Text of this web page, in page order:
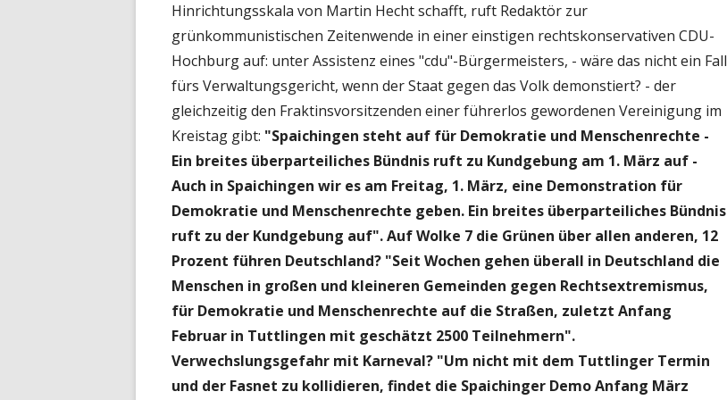
Hinrichtungsskala von Martin Hecht schafft, ruft Redaktör zur
grünkommunistischen Zeitenwende in einer einstigen rechtskonservativen CDU-
Hochburg auf: unter Assistenz eines "cdu"-Bürgermeisters, - wäre das nicht ein Fall
fürs Verwaltungsgericht, wenn der Staat gegen das Volk demonstiert? - der
gleichzeitig den Fraktinsvorsitzenden einer führerlos gewordenen Vereinigung im
Kreistag gibt: "Spaichingen steht auf für Demokratie und Menschenrechte -
Ein breites überparteiliches Bündnis ruft zu Kundgebung am 1. März auf -
Auch in Spaichingen wir es am Freitag, 1. März, eine Demonstration für
Demokratie und Menschenrechte geben. Ein breites überparteiliches Bündnis
ruft zu der Kundgebung auf". Auf Wolke 7 die Grünen über allen anderen, 12
Prozent führen Deutschland? "Seit Wochen gehen überall in Deutschland die
Menschen in großen und kleineren Gemeinden gegen Rechtsextremismus,
für Demokratie und Menschenrechte auf die Straßen, zuletzt Anfang
Februar in Tuttlingen mit geschätzt 2500 Teilnehmern".
Verwechslungsgefahr mit Karneval? "Um nicht mit dem Tuttlinger Termin
und der Fasnet zu kollidieren, findet die Spaichinger Demo Anfang März